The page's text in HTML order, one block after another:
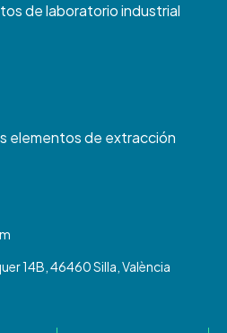
de laboratorio industrial
elementos de extracción
14B, 46460 Silla, València